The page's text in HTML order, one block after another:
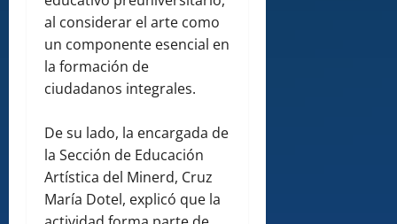
al considerar el arte como
un componente esencial en
la formación de
ciudadanos integrales.
De su lado, la encargada de
la Sección de Educación
Artística del Minerd, Cruz
María Dotel, explicó que la